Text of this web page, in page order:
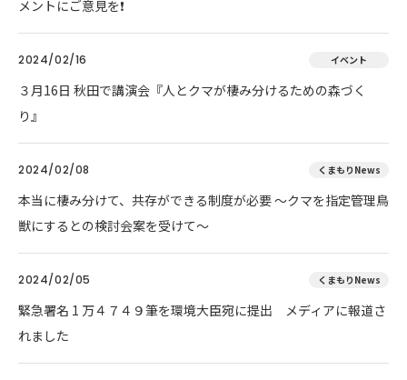
メントにご意見を❗
2024/02/16 イベント
３月16日 秋田で講演会『人とクマが棲み分けるための森づく
り』
2024/02/08 くまもりNews
本当に棲み分けて、共存ができる制度が必要 ～クマを指定管理鳥
獣にするとの検討会案を受けて～
2024/02/05 くまもりNews
緊急署名 1 万４７４９筆を環境大臣宛に提出 メディアに報道さ
れました